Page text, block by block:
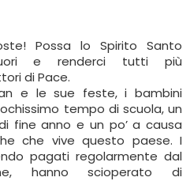
Possa lo Spirito Santo
e renderci tutti più
di Pace.
e le sue feste, i bambini
tempo di scuola, un
fine anno e un po’ a causa
che vive questo paese. I
pagati regolarmente dal
hanno scioperato di